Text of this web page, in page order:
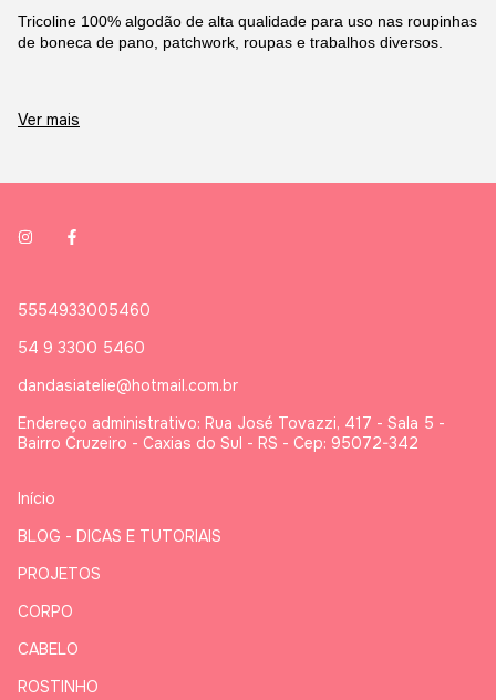
Tricoline 100% algodão de alta qualidade para uso nas roupinhas
de boneca de pano, patchwork, roupas e trabalhos diversos.
Comprando 2 unidades, vai receber um corte de 1,00 mt com
Referência: CRL10002
Ver mais
5554933005460
54 9 3300 5460
dandasiatelie@hotmail.com.br
Endereço administrativo: Rua José Tovazzi, 417 - Sala 5 -
Bairro Cruzeiro - Caxias do Sul - RS - Cep: 95072-342
Início
BLOG - DICAS E TUTORIAIS
PROJETOS
CORPO
CABELO
ROSTINHO